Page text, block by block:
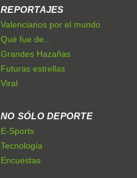
REPORTAJES
Valencianos por el mundo
Qué fue de...
Grandes Hazañas
Futuras estrellas
Viral
NO SÓLO DEPORTE
E-Sports
Tecnología
Encuestas